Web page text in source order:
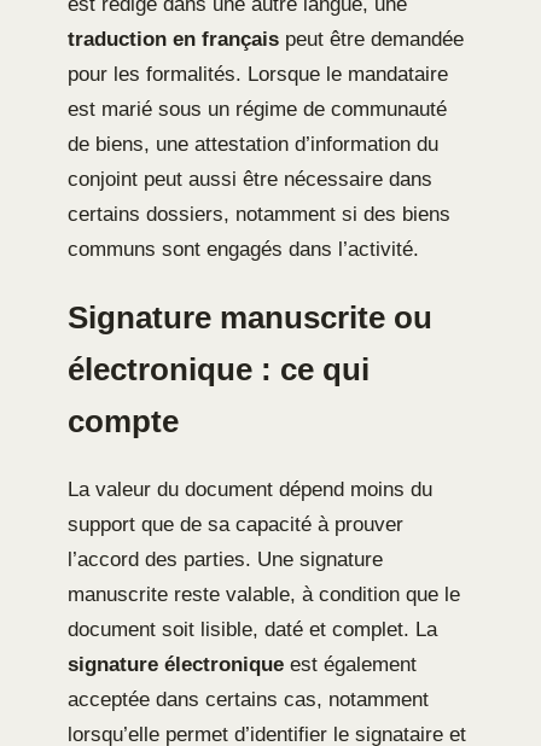
traduction en français peut être demandée
pour les formalités. Lorsque le mandataire
est marié sous un régime de communauté
de biens, une attestation d’information du
conjoint peut aussi être nécessaire dans
certains dossiers, notamment si des biens
communs sont engagés dans l’activité.
Signature manuscrite ou
électronique : ce qui
compte
La valeur du document dépend moins du
support que de sa capacité à prouver
l’accord des parties. Une signature
manuscrite reste valable, à condition que le
document soit lisible, daté et complet. La
signature électronique est également
acceptée dans certains cas, notamment
lorsqu’elle permet d’identifier le signataire et